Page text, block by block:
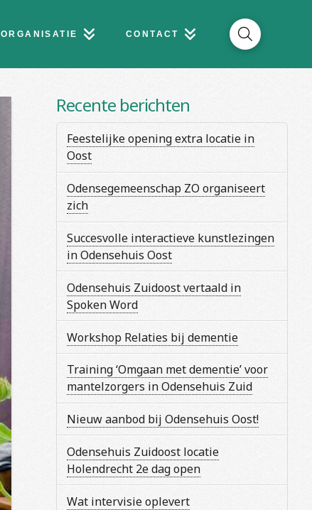
ORGANISATIE CONTACT
Recente berichten
Feestelijke opening extra locatie in
Oost
Odensegemeenschap ZO organiseert
zich
Succesvolle interactieve kunstlezingen
in Odensehuis Oost
Odensehuis Zuidoost vertaald in
Spoken Word
Workshop Relaties bij dementie
Training ‘Omgaan met dementie’ voor
mantelzorgers in Odensehuis Zuid
Nieuw aanbod bij Odensehuis Oost!
Odensehuis Zuidoost locatie
Holendrecht 2e dag open
Wat intervisie oplevert